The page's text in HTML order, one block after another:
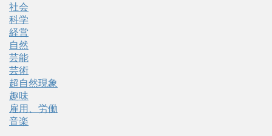
社会
科学
経営
自然
芸能
芸術
超自然現象
趣味
雇用、労働
音楽